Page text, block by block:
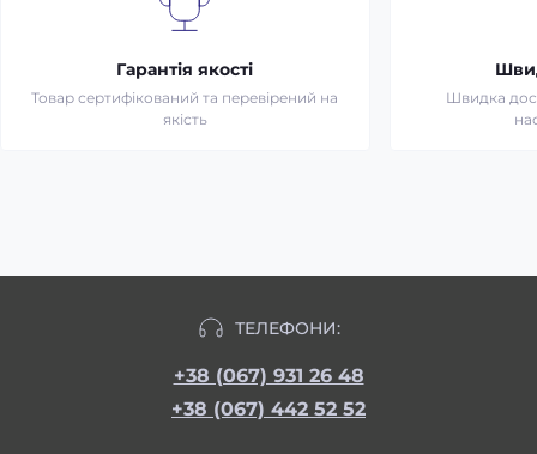
Гарантія якості
Товар сертифікований та перевірений на
якість
Швидка
ТЕЛЕФОНИ:
+38 (067) 931 26 48
+38 (067) 442 52 52